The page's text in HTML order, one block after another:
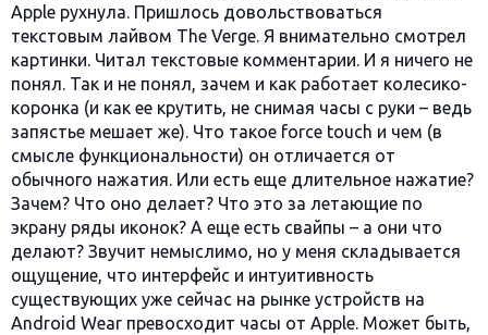
Apple рухнула. Пришлось довольствоваться
текстовым лайвом The Verge. Я внимательно смотрел
картинки. Читал текстовые комментарии. И я ничего не
понял. Так и не понял, зачем и как работает колесико-
коронка (и как ее крутить, не снимая часы с руки – ведь
запястье мешает же). Что такое force touch и чем (в
смысле функциональности) он отличается от
обычного нажатия. Или есть еще длительное нажатие?
Зачем? Что оно делает? Что это за летающие по
экрану ряды иконок? А еще есть свайпы – а они что
делают? Звучит немыслимо, но у меня складывается
ощущение, что интерфейс и интуитивность
существующих уже сейчас на рынке устройств на
Android Wear превосходит часы от Apple. Может быть,